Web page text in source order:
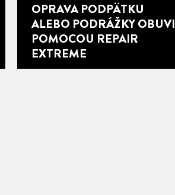
OPRAVA PODPÄTKU
ALEBO PODRÁŽKY OBUVI
POMOCOU REPAIR
EXTREME